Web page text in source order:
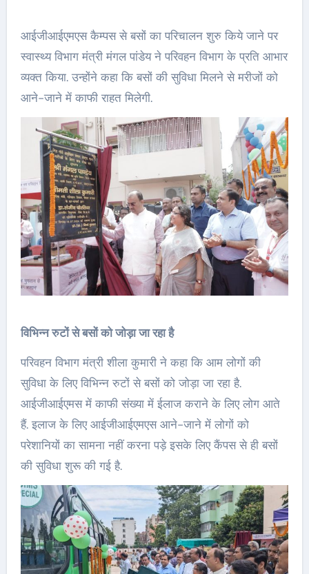
आईजीआईएमएस कैम्पस से बसों का परिचालन शुरु किये जाने पर
स्वास्थ्य विभाग मंत्री मंगल पांडेय ने परिवहन विभाग के प्रति आभार
व्यक्त किया. उन्होंने कहा कि बसों की सुविधा मिलने से मरीजों को
आने-जाने में काफी राहत मिलेगी.
विभिन्न रुटों से बसों को जोड़ा जा रहा है
परिवहन विभाग मंत्री शीला कुमारी ने कहा कि आम लोगों की
सुविधा के लिए विभिन्न रुटों से बसों को जोड़ा जा रहा है.
आईजीआईएमस में काफी संख्या में ईलाज कराने के लिए लोग आते
हैं. इलाज के लिए आईजीआईएमएस आने-जाने में लोगों को
परेशानियों का सामना नहीं करना पड़े इसके लिए कैंपस से ही बसों
की सुविधा शुरू की गई है.